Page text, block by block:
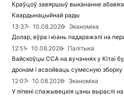
Краўцоў завяршыў выкананне
Каардынацыйнай рады
13:37
10.08.2026
Эканоміка
Долар, еўра і юань падаражэлі на
12:51
10.08.2026
Палітыка
Вайскоўцы ССА на вучэннях у Кітаі
дронам і асвойваць сумесную
12:07
10.08.2026
Эканоміка
У ліпені спажывецкія цэны выраслі